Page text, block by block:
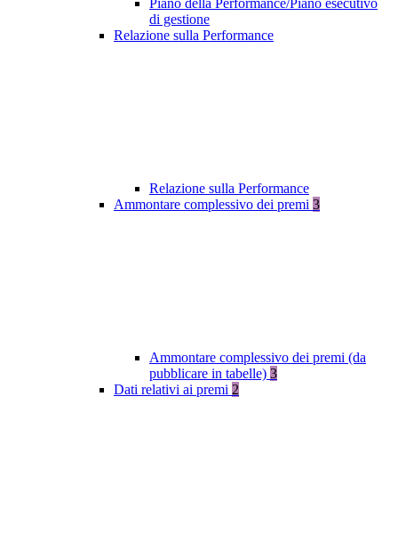
Piano della Performance/Piano esecutivo
di gestione
Relazione sulla Performance
Relazione sulla Performance
Ammontare complessivo dei premi 3
Ammontare complessivo dei premi (da
pubblicare in tabelle) 3
Dati relativi ai premi 2